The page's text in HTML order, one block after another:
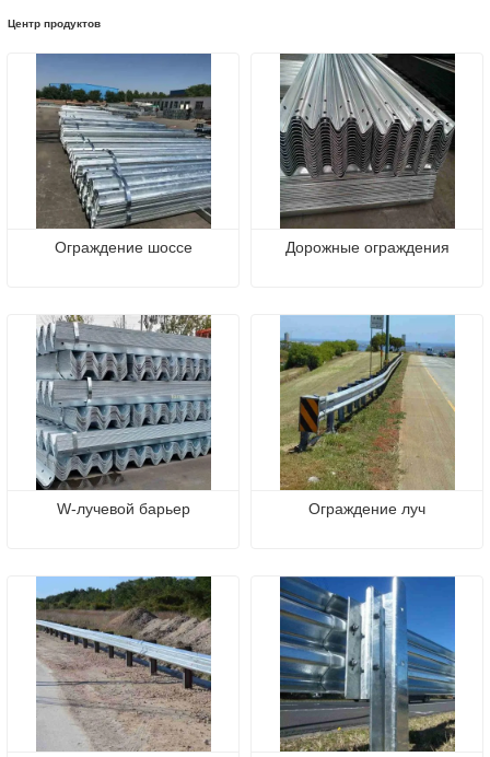
Центр продуктов
Ограждение шоссе Дорожные ограждения
W-лучевой барьер Ограждение луч